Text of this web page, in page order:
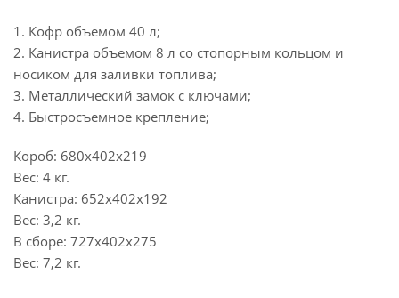
1. Кофр объемом 40 л;
2. Канистра объемом 8 л со стопорным кольцом и
носиком для заливки топлива;
3. Металлический замок с ключами;
4. Быстросъемное крепление;
Короб: 680x402x219
Вес: 4 кг.
Канистра: 652x402x192
Вес: 3,2 кг.
В сборе: 727x402x275
Вес: 7,2 кг.